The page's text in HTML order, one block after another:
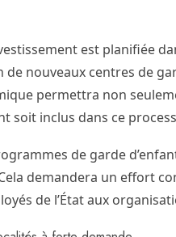
est planifiée
nouveaux centres de
permettra non
soit inclus dans ce
de garde
demandera un effort
de l’État aux